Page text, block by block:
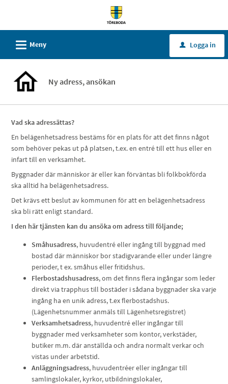
Töreboda
kommun
L Meny u Logga in
Ny adress, ansökan
Vad ska adressättas?
En belägenhetsadress bestäms för en plats för att det finns något
som behöver pekas ut på platsen, t.ex. en entré till ett hus eller en
infart till en verksamhet.
Byggnader där människor är eller kan förväntas bli folkbokförda
ska alltid ha belägenhetsadress.
Det krävs ett beslut av kommunen för att en belägenhetsadress
ska bli rätt enligt standard.
I den här tjänsten kan du ansöka om adress till följande;
Småhusadress, huvudentré eller ingång till byggnad med
bostad där människor bor stadigvarande eller under längre
perioder, t ex. småhus eller fritidshus.
Flerbostadshusadress, om det finns flera ingångar som leder
direkt via trapphus till bostäder i sådana byggnader ska varje
ingång ha en unik adress, t.ex flerbostadshus.
(Lägenhetsnummer anmäls till Lägenhetsregistret)
Verksamhetsadress, huvudentré eller ingångar till
byggnader med verksamheter som kontor, verkstäder,
butiker m.m. där anställda och andra normalt verkar och
vistas under arbetstid.
Anläggningsadress, huvudentréer eller ingångar till
samlingslokaler, kyrkor, utbildningslokaler,